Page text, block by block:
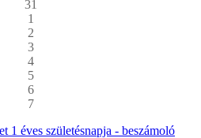
31
1
2
3
4
5
6
7
1 éves születésnapja - beszámoló